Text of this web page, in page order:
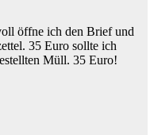
öffne ich den Brief und
35 Euro sollte ich
Müll. 35 Euro!